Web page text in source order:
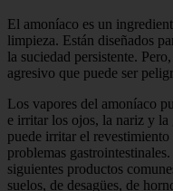
El amoníaco es un
limpieza. Están diseñados
la suciedad persistente.
agresivo que puede ser
Los vapores del amoníaco
e irritar los ojos, la nariz y la
puede irritar el
problemas
siguientes productos
suelos, de desagües, de